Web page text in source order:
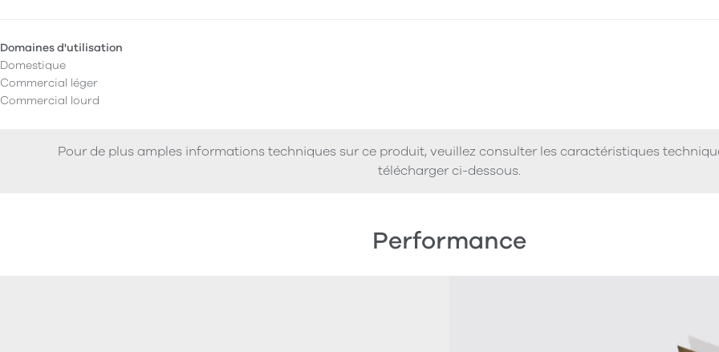
Domaines d'utilisation
Domestique
Commercial léger
Commercial lourd
Pour de plus amples informations techniques sur ce produit, veuillez consulter les caractéristiques
télécharger ci-dessous.
Performance